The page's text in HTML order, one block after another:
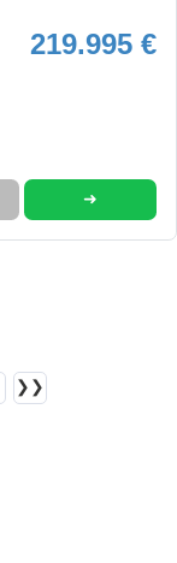
219.995 €
➜
❯❯